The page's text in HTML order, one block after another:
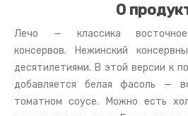
О
Лечо — классика
консервов. Нежинский
десятилетиями. В этой версии к
добавляется белая фасоль —
томатном соусе. Можно есть